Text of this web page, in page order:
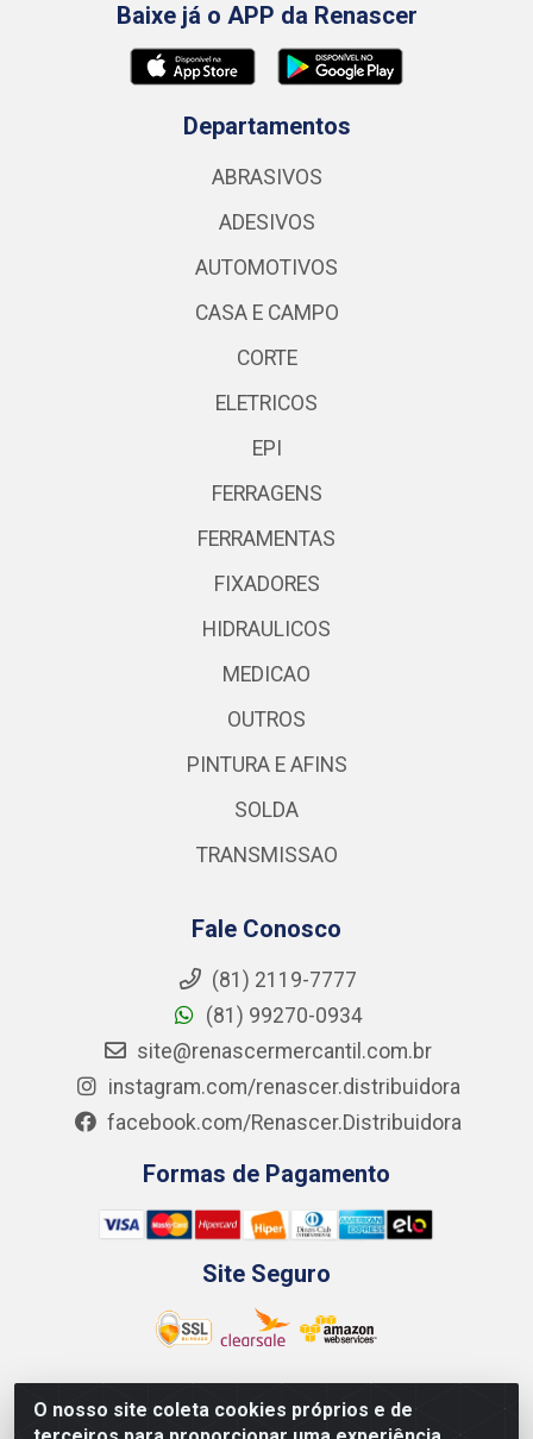
O nosso site coleta cookies próprios e de
Baixe já o APP da Renascer
Departamentos
ABRASIVOS
ADESIVOS
AUTOMOTIVOS
CASA E CAMPO
CORTE
ELETRICOS
EPI
FERRAGENS
FERRAMENTAS
FIXADORES
HIDRAULICOS
MEDICAO
OUTROS
PINTURA E AFINS
SOLDA
TRANSMISSAO
Fale Conosco
(81) 2119-7777
(81) 99270-0934
site@renascermercantil.com.br
instagram.com/renascer.distribuidora
facebook.com/Renascer.Distribuidora
Formas de Pagamento
Site Seguro
Renascer Distribuidora - Rua São Miguel, 1845 -